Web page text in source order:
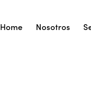
Home Nosotros